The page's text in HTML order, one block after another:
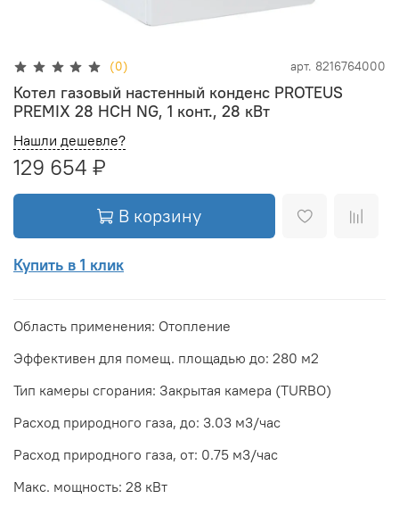
(0) арт. 8216764000
Котел газовый настенный конденс PROTEUS
PREMIX 28 HCH NG, 1 конт., 28 кВт
Нашли дешевле?
129 654 ₽
В корзину
Купить в 1 клик
Область применения: Отопление
Эффективен для помещ. площадью до: 280 м2
Тип камеры сгорания: Закрытая камера (TURBO)
Расход природного газа, до: 3.03 м3/час
Расход природного газа, от: 0.75 м3/час
Макс. мощность: 28 кВт